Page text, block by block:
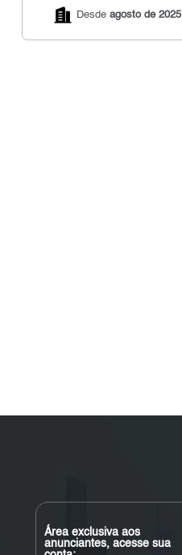
Desde agosto de 2025
Área exclusiva aos
anunciantes, acesse sua